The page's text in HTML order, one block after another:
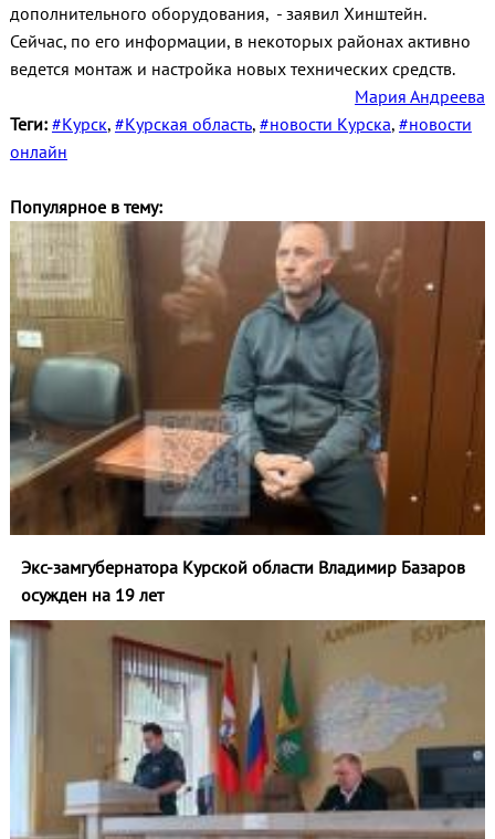
дополнительного оборудования, - заявил Хинштейн.
Сейчас, по его информации, в некоторых районах активно
ведется монтаж и настройка новых технических средств.
Мария Андреева
Теги: #Курск, #Курская область, #новости Курска, #новости
онлайн
Популярное в тему:
Экс-замгубернатора Курской области Владимир Базаров
осужден на 19 лет